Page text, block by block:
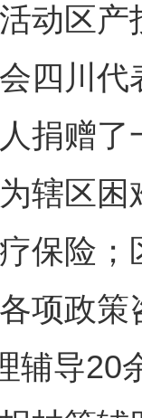
区产
四川
捐赠
辖区
保险
项政
辅导20